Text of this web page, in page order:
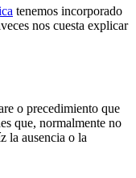
tenemos incorporado
nos cuesta explicar
o precedimiento que
que, normalmente no
la ausencia o la